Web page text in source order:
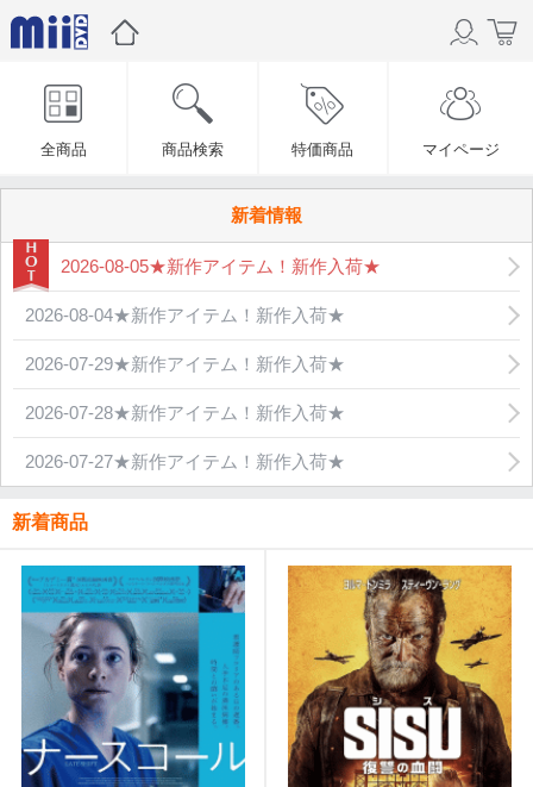
全商品 商品検索 特価商品 マイページ
新着情報
2026-08-05★新作アイテム！新作入荷★
2026-08-04★新作アイテム！新作入荷★
2026-07-29★新作アイテム！新作入荷★
2026-07-28★新作アイテム！新作入荷★
2026-07-27★新作アイテム！新作入荷★
新着商品